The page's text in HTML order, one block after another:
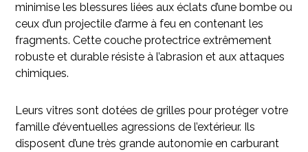
minimise les blessures liées aux éclats d’une bombe ou
ceux d’un projectile d’arme à feu en contenant les
fragments. Cette couche protectrice extrêmement
robuste et durable résiste à l’abrasion et aux attaques
chimiques.
Leurs vitres sont dotées de grilles pour protéger votre
famille d’éventuelles agressions de l’extérieur. Ils
disposent d’une très grande autonomie en carburant